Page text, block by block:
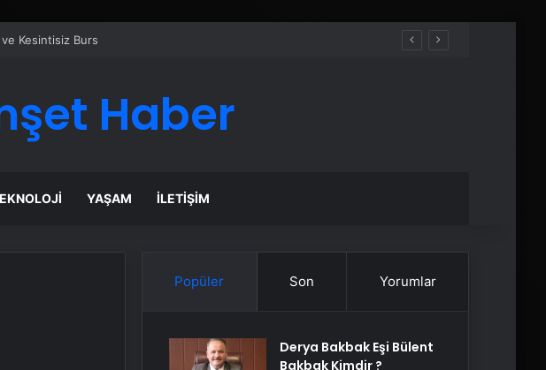
Kesintisiz Burs
Haber
YAŞAM İLETIŞIM
Popüler Son Yorumlar
Derya Bakbak Eşi Bülent
Bakbak Kimdir ?